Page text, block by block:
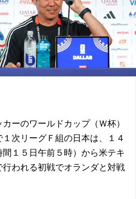
カーのワールドカップ（Ｗ杯）
次リーグＦ組の日本は、１４
間１５日午前５時）から米テキ
われる初戦でオランダと対戦